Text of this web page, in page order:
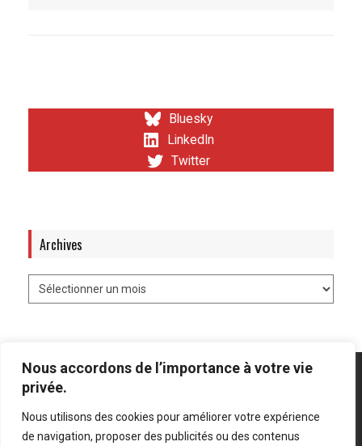
Nous accordons de l’importance à votre vie
privée.
Nous utilisons des cookies pour améliorer votre expérience
de navigation, proposer des publicités ou des contenus
Bluesky
LinkedIn
Twitter
Archives
Mentions légales Politique de confidentialité